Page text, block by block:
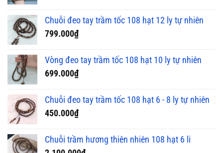
Chuỗi đeo tay trầm tốc 108 hạt 12 ly tự nhiên
799.000₫
Vòng đeo tay trầm tốc 108 hạt 10 ly tự nhiên
699.000₫
Chuỗi đeo tay trầm tốc 108 hạt 6 - 8 ly tự nhiên
450.000₫
Chuỗi trầm hương thiên nhiên 108 hạt 6 li